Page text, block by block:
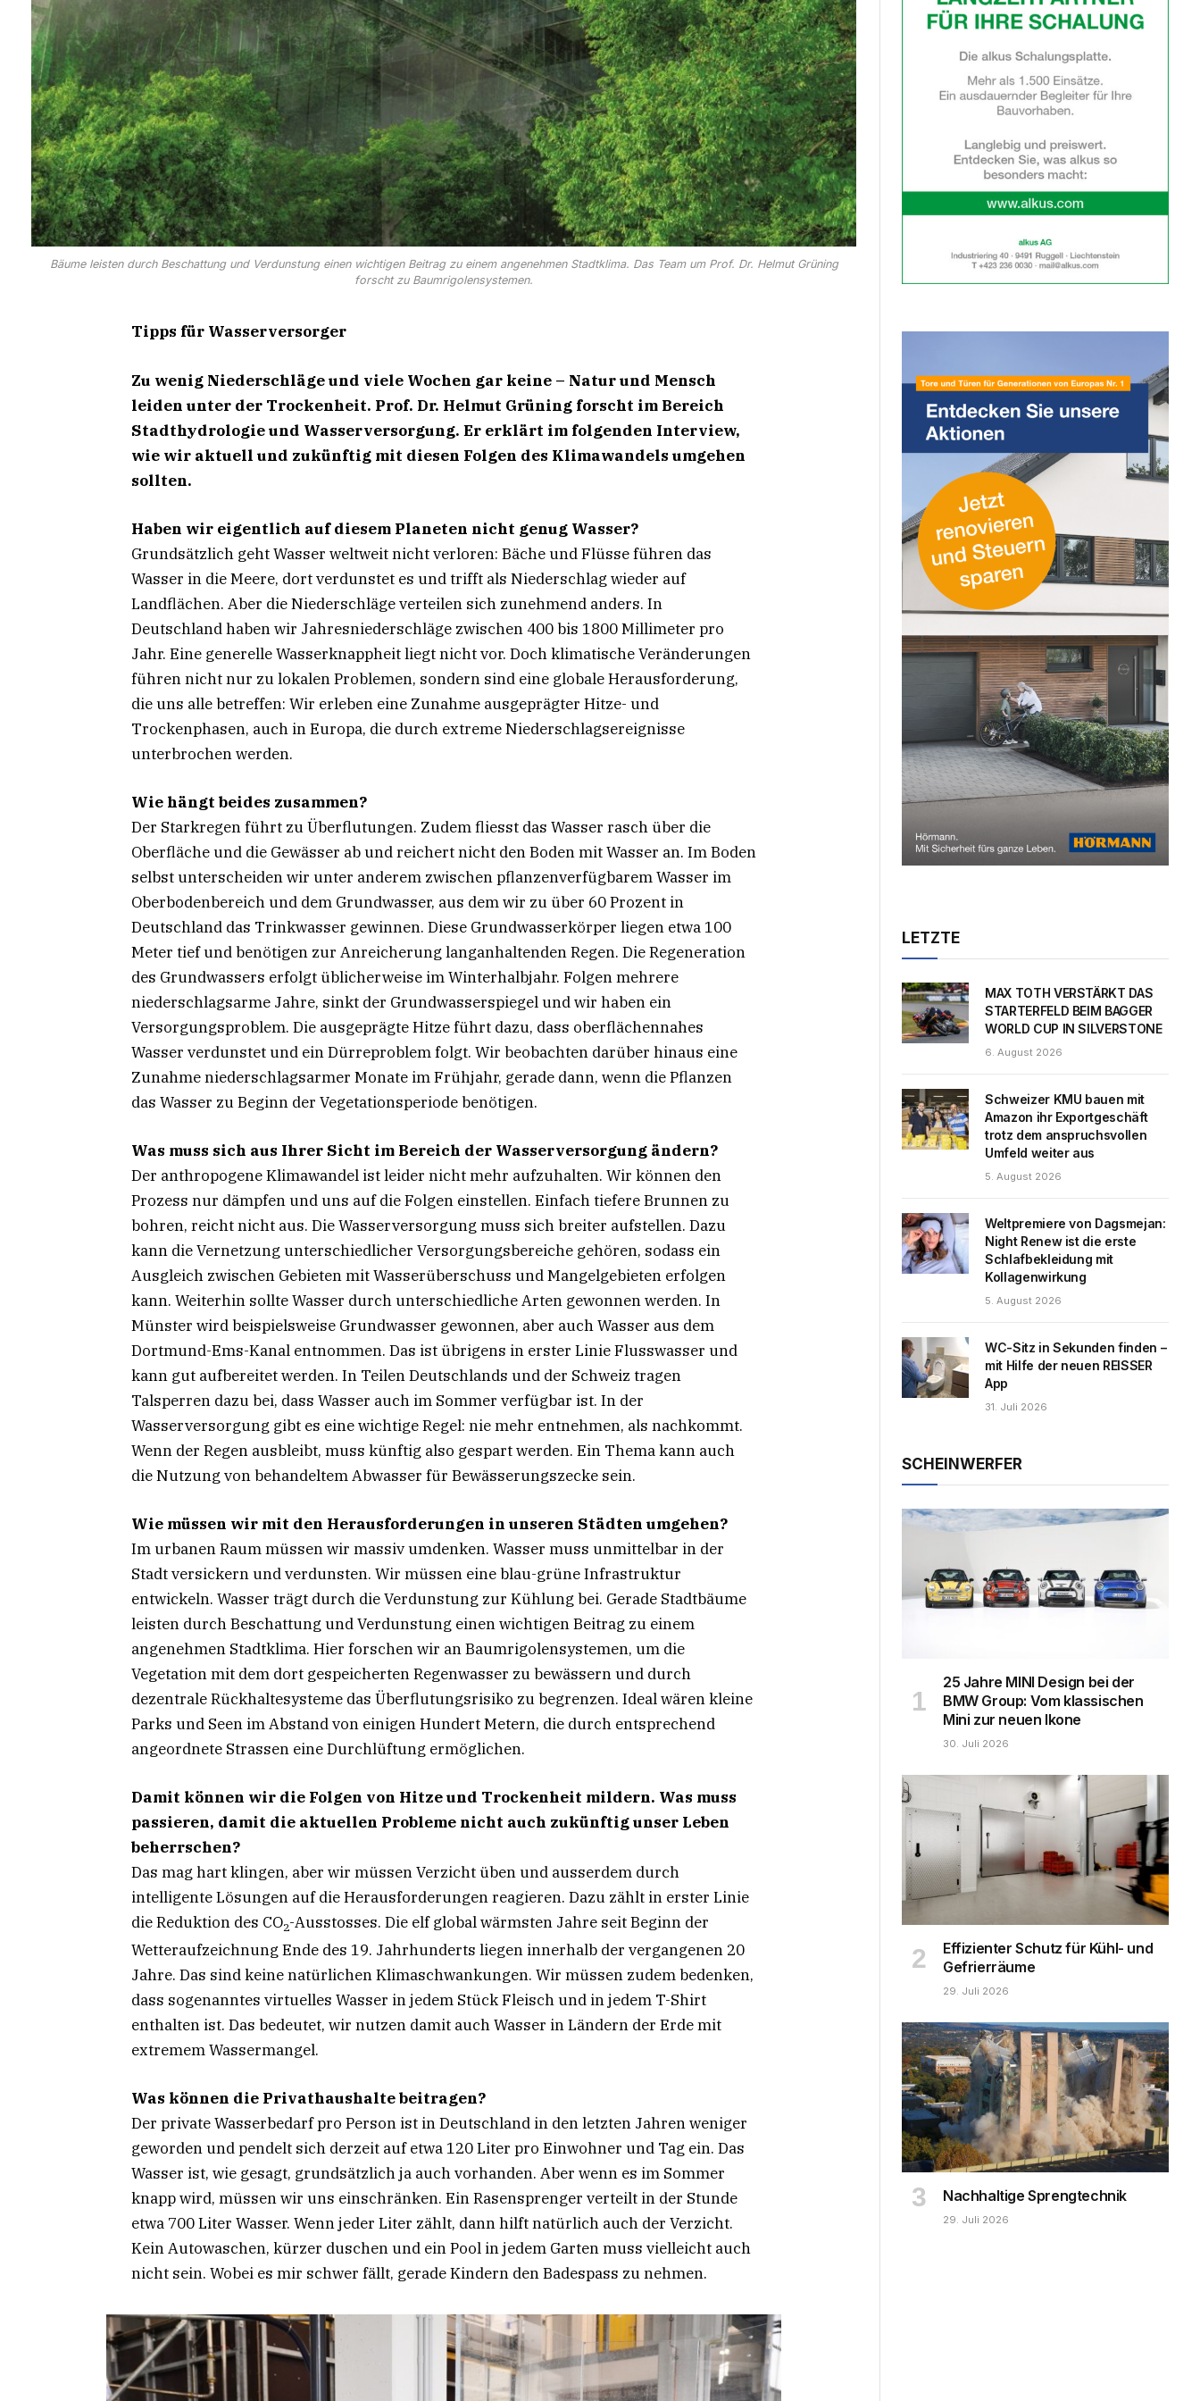
Bäume leisten durch Beschattung und Verdunstung einen wichtigen Beitrag zu einem angenehmen Stadtklima. Das Team um Prof. Dr. Helmut Grüning
forscht zu Baumrigolensystemen.
Tipps für Wasserversorger
Zu wenig Niederschläge und viele Wochen gar keine – Natur und Mensch
leiden unter der Trockenheit. Prof. Dr. Helmut Grüning forscht im Bereich
Stadthydrologie und Wasserversorgung. Er erklärt im folgenden Interview,
wie wir aktuell und zukünftig mit diesen Folgen des Klimawandels umgehen
sollten.
Haben wir eigentlich auf diesem Planeten nicht genug Wasser?
Grundsätzlich geht Wasser weltweit nicht verloren: Bäche und Flüsse führen das
Wasser in die Meere, dort verdunstet es und trifft als Niederschlag wieder auf
Landflächen. Aber die Niederschläge verteilen sich zunehmend anders. In
Deutschland haben wir Jahresniederschläge zwischen 400 bis 1800 Millimeter pro
Jahr. Eine generelle Wasserknappheit liegt nicht vor. Doch klimatische Veränderungen
führen nicht nur zu lokalen Problemen, sondern sind eine globale Herausforderung,
die uns alle betreffen: Wir erleben eine Zunahme ausgeprägter Hitze- und
Trockenphasen, auch in Europa, die durch extreme Niederschlagsereignisse
unterbrochen werden.
Wie hängt beides zusammen?
Der Starkregen führt zu Überflutungen. Zudem fliesst das Wasser rasch über die
Oberfläche und die Gewässer ab und reichert nicht den Boden mit Wasser an. Im Boden
selbst unterscheiden wir unter anderem zwischen pflanzenverfügbarem Wasser im
Oberbodenbereich und dem Grundwasser, aus dem wir zu über 60 Prozent in
Deutschland das Trinkwasser gewinnen. Diese Grundwasserkörper liegen etwa 100
Meter tief und benötigen zur Anreicherung langanhaltenden Regen. Die Regeneration
des Grundwassers erfolgt üblicherweise im Winterhalbjahr. Folgen mehrere
niederschlagsarme Jahre, sinkt der Grundwasserspiegel und wir haben ein
Versorgungsproblem. Die ausgeprägte Hitze führt dazu, dass oberflächennahes
Wasser verdunstet und ein Dürreproblem folgt. Wir beobachten darüber hinaus eine
Zunahme niederschlagsarmer Monate im Frühjahr, gerade dann, wenn die Pflanzen
das Wasser zu Beginn der Vegetationsperiode benötigen.
Was muss sich aus Ihrer Sicht im Bereich der Wasserversorgung ändern?
Der anthropogene Klimawandel ist leider nicht mehr aufzuhalten. Wir können den
Prozess nur dämpfen und uns auf die Folgen einstellen. Einfach tiefere Brunnen zu
bohren, reicht nicht aus. Die Wasserversorgung muss sich breiter aufstellen. Dazu
kann die Vernetzung unterschiedlicher Versorgungsbereiche gehören, sodass ein
Ausgleich zwischen Gebieten mit Wasserüberschuss und Mangelgebieten erfolgen
kann. Weiterhin sollte Wasser durch unterschiedliche Arten gewonnen werden. In
Münster wird beispielsweise Grundwasser gewonnen, aber auch Wasser aus dem
Dortmund-Ems-Kanal entnommen. Das ist übrigens in erster Linie Flusswasser und
kann gut aufbereitet werden. In Teilen Deutschlands und der Schweiz tragen
Talsperren dazu bei, dass Wasser auch im Sommer verfügbar ist. In der
Wasserversorgung gibt es eine wichtige Regel: nie mehr entnehmen, als nachkommt.
Wenn der Regen ausbleibt, muss künftig also gespart werden. Ein Thema kann auch
die Nutzung von behandeltem Abwasser für Bewässerungszecke sein.
Wie müssen wir mit den Herausforderungen in unseren Städten umgehen?
Im urbanen Raum müssen wir massiv umdenken. Wasser muss unmittelbar in der
Stadt versickern und verdunsten. Wir müssen eine blau-grüne Infrastruktur
entwickeln. Wasser trägt durch die Verdunstung zur Kühlung bei. Gerade Stadtbäume
leisten durch Beschattung und Verdunstung einen wichtigen Beitrag zu einem
angenehmen Stadtklima. Hier forschen wir an Baumrigolensystemen, um die
Vegetation mit dem dort gespeicherten Regenwasser zu bewässern und durch
dezentrale Rückhaltesysteme das Überflutungsrisiko zu begrenzen. Ideal wären kleine
Parks und Seen im Abstand von einigen Hundert Metern, die durch entsprechend
angeordnete Strassen eine Durchlüftung ermöglichen.
Damit können wir die Folgen von Hitze und Trockenheit mildern. Was muss
passieren, damit die aktuellen Probleme nicht auch zukünftig unser Leben
beherrschen?
Das mag hart klingen, aber wir müssen Verzicht üben und ausserdem durch
intelligente Lösungen auf die Herausforderungen reagieren. Dazu zählt in erster Linie
die Reduktion des CO2-Ausstosses. Die elf global wärmsten Jahre seit Beginn der
Wetteraufzeichnung Ende des 19. Jahrhunderts liegen innerhalb der vergangenen 20
Jahre. Das sind keine natürlichen Klimaschwankungen. Wir müssen zudem bedenken,
dass sogenanntes virtuelles Wasser in jedem Stück Fleisch und in jedem T-Shirt
enthalten ist. Das bedeutet, wir nutzen damit auch Wasser in Ländern der Erde mit
extremem Wassermangel.
Was können die Privathaushalte beitragen?
Der private Wasserbedarf pro Person ist in Deutschland in den letzten Jahren weniger
geworden und pendelt sich derzeit auf etwa 120 Liter pro Einwohner und Tag ein. Das
Wasser ist, wie gesagt, grundsätzlich ja auch vorhanden. Aber wenn es im Sommer
knapp wird, müssen wir uns einschränken. Ein Rasensprenger verteilt in der Stunde
etwa 700 Liter Wasser. Wenn jeder Liter zählt, dann hilft natürlich auch der Verzicht.
Kein Autowaschen, kürzer duschen und ein Pool in jedem Garten muss vielleicht auch
nicht sein. Wobei es mir schwer fällt, gerade Kindern den Badespass zu nehmen.
LETZTE
MAX TOTH VERSTÄRKT DAS
STARTERFELD BEIM BAGGER
WORLD CUP IN SILVERSTONE
6. August 2026
Schweizer KMU bauen mit
Amazon ihr Exportgeschäft
trotz dem anspruchsvollen
Umfeld weiter aus
5. August 2026
Weltpremiere von Dagsmejan:
Night Renew ist die erste
Schlafbekleidung mit
Kollagenwirkung
5. August 2026
WC-Sitz in Sekunden finden –
mit Hilfe der neuen REISSER
App
31. Juli 2026
SCHEINWERFER
25 Jahre MINI Design bei der
BMW Group: Vom klassischen
Mini zur neuen Ikone
30. Juli 2026
Effizienter Schutz für Kühl- und
Gefrierräume
29. Juli 2026
Nachhaltige Sprengtechnik
29. Juli 2026